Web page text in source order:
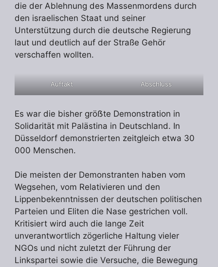
die der Ablehnung des Massenmordens durch
den israelischen Staat und seiner
Unterstützung durch die deutsche Regierung
laut und deutlich auf der Straße Gehör
verschaffen wollten.
Auftakt Abschluss
Es war die bisher gröẞte Demonstration in
Solidarität mit Palästina in Deutschland. In
Düsseldorf demonstrierten zeitgleich etwa 30
000 Menschen.
Die meisten der Demonstranten haben vom
Wegsehen, vom Relativieren und den
Lippenbekenntnissen der deutschen politischen
Parteien und Eliten die Nase gestrichen voll.
Kritisiert wird auch die lange Zeit
unverantwortlich zögerliche Haltung vieler
NGOs und nicht zuletzt der Führung der
Linkspartei sowie die Versuche, die Bewegung